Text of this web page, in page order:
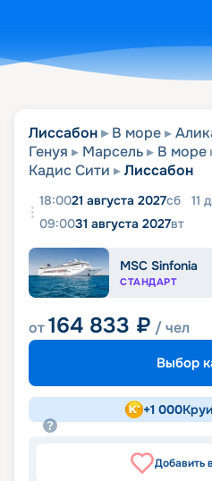
Лиссабон В море
Генуя
Марсель В море
Кадис Сити
Лиссабон
18:0021 августа 2027сб 11
09:0031 августа 2027вт
MSC Sinfonia
СТАНДАРТ
от164 833 ₽ / чел
Выбор
+1 000
Добавить